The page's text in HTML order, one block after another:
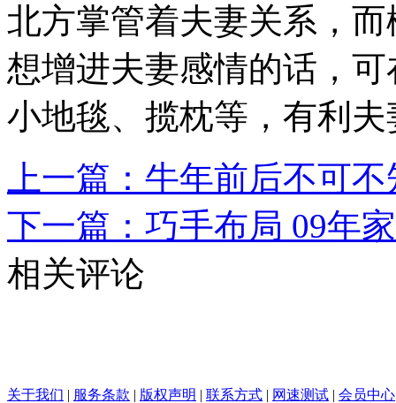
北方掌管着夫妻关系，
想增进夫妻感情的话，
小地毯、揽枕等，有利
上一篇：牛年前后不可
下一篇：巧手布局 09年
相关评论
关于我们 | 服务条款 | 版权声明 | 联系方式 | 网速测试 | 会员中心